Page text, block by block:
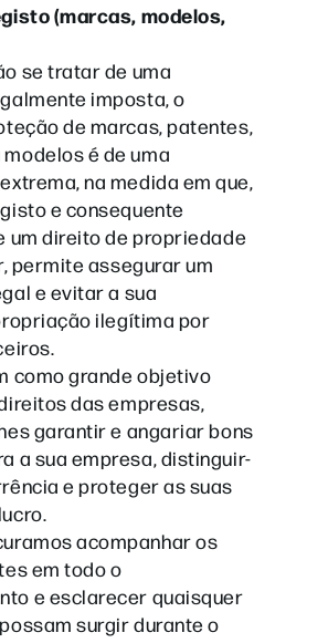
(marcas, modelos,
se tratar de uma
imposta, o
de marcas, patentes,
é de uma
na medida em que,
e consequente
um direito de propriedade
permite assegurar um
e evitar a sua
ilegítima por
como grande objetivo
das empresas,
garantir e angariar bons
a sua empresa, distinguir-
e proteger as suas
acompanhar os
em todo o
e esclarecer quaisquer
surgir durante o